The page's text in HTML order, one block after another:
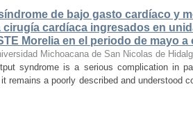
de bajo gasto cardíaco y
cirugía cardíaca ingresados en
Morelia en el periodo de mayo a
Michoacana de San Nicolas de
syndrome is a serious complication in
remains a poorly described and understood